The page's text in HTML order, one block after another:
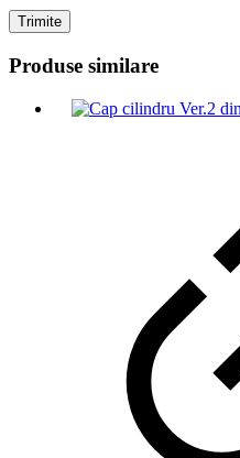
Produse similare